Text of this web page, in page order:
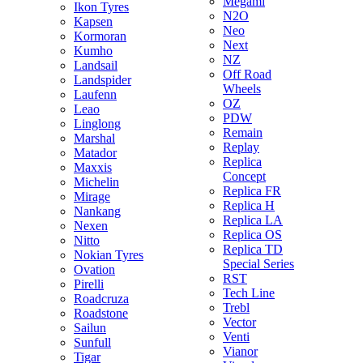
Ikon Tyres
Kapsen
Kormoran
Kumho
Landsail
Landspider
Laufenn
Leao
Linglong
Marshal
Matador
Maxxis
Michelin
Mirage
Nankang
Nexen
Nitto
Nokian Tyres
Ovation
Pirelli
Roadcruza
Roadstone
Sailun
Sunfull
Tigar
N2O
Neo
Next
NZ
Off Road
Wheels
OZ
PDW
Remain
Replay
Replica
Concept
Replica FR
Replica H
Replica LA
Replica OS
Replica TD
Special Series
RST
Tech Line
Trebl
Vector
Venti
Vianor